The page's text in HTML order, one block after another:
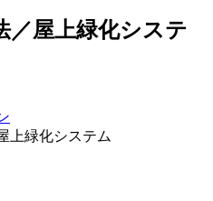
／屋上緑化システ
上緑化システム